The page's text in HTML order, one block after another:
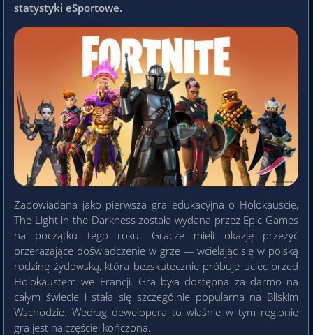
statystyki eSportowe.
Zapowiadana jako pierwsza gra edukacyjna o Holokauście,
The Light in the Darkness została wydana przez Epic Games
na początku tego roku. Gracze mieli okazję przeżyć
przerażające doświadczenie w grze — wcielając się w polską
rodzinę żydowską, która bezskutecznie próbuje uciec przed
Holokaustem we Francji. Gra była dostępna za darmo na
całym świecie i stała się szczególnie popularna na Bliskim
Wschodzie. Według dewelopera to właśnie w tym regionie
gra jest najczęściej kończona.